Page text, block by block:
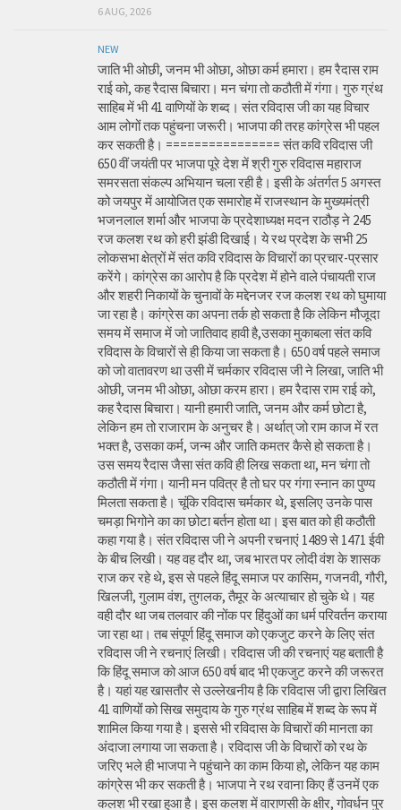
6 AUG, 2026
NEW
जाति भी ओछी, जनम भी ओछा, ओछा कर्म हमारा। हम रैदास राम
राई को, कह रैदास बिचारा। मन चंगा तो कठौती में गंगा। गुरु ग्रंथ
साहिब में भी 41 वाणियों के शब्द। संत रविदास जी का यह विचार
आम लोगों तक पहुंचना जरूरी। भाजपा की तरह कांग्रेस भी पहल
कर सकती है। ================ संत कवि रविदास जी
650 वीं जयंती पर भाजपा पूरे देश में श्री गुरु रविदास महाराज
समरसता संकल्प अभियान चला रही है। इसी के अंतर्गत 5 अगस्त
को जयपुर में आयोजित एक समारोह में राजस्थान के मुख्यमंत्री
भजनलाल शर्मा और भाजपा के प्रदेशाध्यक्ष मदन राठौड़ ने 245
रज कलश रथ को हरी झंडी दिखाई। ये रथ प्रदेश के सभी 25
लोकसभा क्षेत्रों में संत कवि रविदास के विचारों का प्रचार-प्रसार
करेंगे। कांग्रेस का आरोप है कि प्रदेश में होने वाले पंचायती राज
और शहरी निकायों के चुनावों के मद्देनजर रज कलश रथ को घुमाया
जा रहा है। कांग्रेस का अपना तर्क हो सकता है कि लेकिन मौजूदा
समय में समाज में जो जातिवाद हावी है,उसका मुकाबला संत कवि
रविदास के विचारों से ही किया जा सकता है। 650 वर्ष पहले समाज
को जो वातावरण था उसी में चर्मकार रविदास जी ने लिखा, जाति भी
ओछी, जनम भी ओछा, ओछा करम हारा। हम रैदास राम राई को,
कह रैदास बिचारा। यानी हमारी जाति, जनम और कर्म छोटा है,
लेकिन हम तो राजाराम के अनुचर है। अर्थात् जो राम काज में रत
भक्त है, उसका कर्म, जन्म और जाति कमतर कैसे हो सकता है।
उस समय रैदास जैसा संत कवि ही लिख सकता था, मन चंगा तो
कठौती में गंगा। यानी मन पवित्र है तो घर पर गंगा स्नान का पुण्य
मिलता सकता है। चूंकि रविदास चर्मकार थे, इसलिए उनके पास
चमड़ा भिगोने का का छोटा बर्तन होता था। इस बात को ही कठौती
कहा गया है। संत रविदास जी ने अपनी रचनाएं 1489 से 1471 ईवी
के बीच लिखी। यह वह दौर था, जब भारत पर लोदी वंश के शासक
राज कर रहे थे, इस से पहले हिंदू समाज पर कासिम, गजनवी, गौरी,
खिलजी, गुलाम वंश, तुगलक, तैमूर के अत्याचार हो चुके थे। यह
वही दौर था जब तलवार की नोंक पर हिंदुओं का धर्म परिवर्तन कराया
जा रहा था। तब संपूर्ण हिंदू समाज को एकजुट करने के लिए संत
रविदास जी ने रचनाएं लिखी। रविदास जी की रचनाएं यह बताती है
कि हिंदू समाज को आज 650 वर्ष बाद भी एकजुट करने की जरूरत
है। यहां यह खासतौर से उल्लेखनीय है कि रविदास जी द्वारा लिखित
41 वाणियोंं को सिख समुदाय के गुरु ग्रंथ साहिब में शब्द के रूप में
शामिल किया गया है। इससे भी रविदास के विचारों की मानता का
अंदाजा लगाया जा सकता है। रविदास जी के विचारों को रथ के
जरिए भले ही भाजपा ने पहुंचाने का काम किया हो, लेकिन यह काम
कांग्रेस भी कर सकती है। भाजपा ने रथ रवाना किए हैं उनमें एक
कलश भी रखा हुआ है। इस कलश में वाराणसी के क्षीर, गोवर्धन पुर